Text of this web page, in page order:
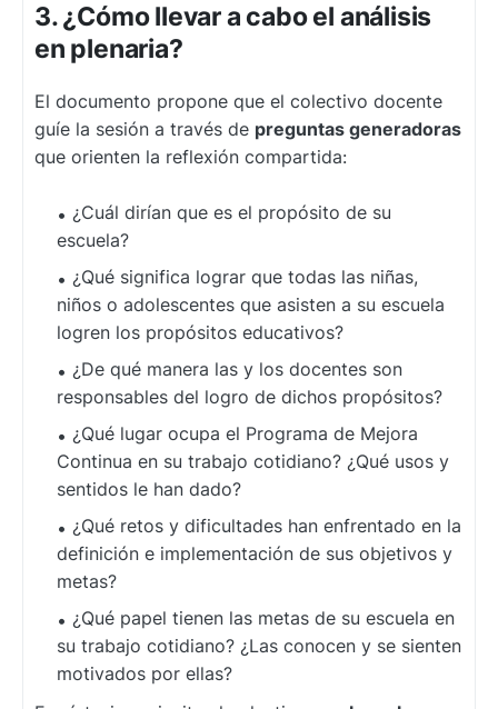
3. ¿Cómo llevar a cabo el análisis
en plenaria?
El documento propone que el colectivo docente
guíe la sesión a través de preguntas generadoras
que orienten la reflexión compartida:
¿Cuál dirían que es el propósito de su
escuela?
¿Qué significa lograr que todas las niñas,
niños o adolescentes que asisten a su escuela
logren los propósitos educativos?
¿De qué manera las y los docentes son
responsables del logro de dichos propósitos?
¿Qué lugar ocupa el Programa de Mejora
Continua en su trabajo cotidiano? ¿Qué usos y
sentidos le han dado?
¿Qué retos y dificultades han enfrentado en la
definición e implementación de sus objetivos y
metas?
¿Qué papel tienen las metas de su escuela en
su trabajo cotidiano? ¿Las conocen y se sienten
motivados por ellas?